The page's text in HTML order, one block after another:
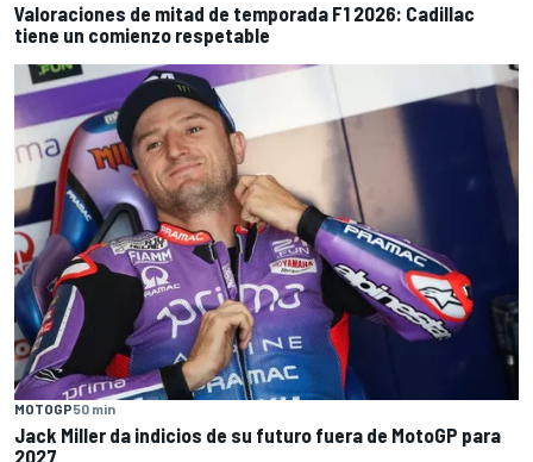
Valoraciones de mitad de temporada F1 2026: Cadillac
tiene un comienzo respetable
MOTOGP50 min
Jack Miller da indicios de su futuro fuera de MotoGP para
2027